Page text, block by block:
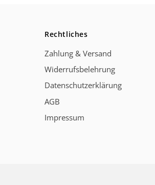
Rechtliches
Zahlung & Versand
Widerrufsbelehrung
Datenschutzerklärung
AGB
Impressum